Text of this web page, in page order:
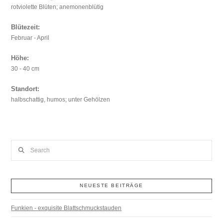
rotviolette Blüten; anemonenblütig
Blütezeit:
Februar - April
Höhe:
30 - 40 cm
Standort:
halbschattig, humos; unter Gehölzen
NEUESTE BEITRÄGE
Funkien - exquisite Blattschmuckstauden